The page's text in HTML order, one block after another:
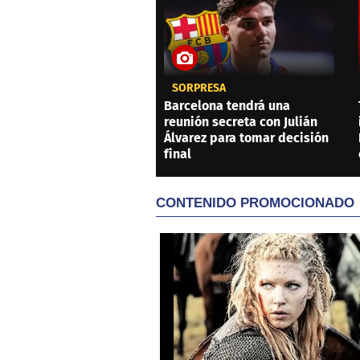
SORPRESA
Barcelona tendrá una
reunión secreta con Julián
Álvarez para tomar decisión
final